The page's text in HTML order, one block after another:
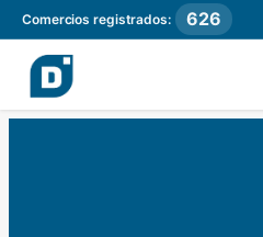
Comercios registrados: 626